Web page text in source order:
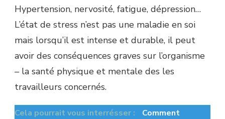
Hypertension, nervosité, fatigue, dépression…
L’état de stress n’est pas une maladie en soi
mais lorsqu’il est intense et durable, il peut
avoir des conséquences graves sur l’organisme
– la santé physique et mentale des les
travailleurs concernés.
Cela pourrait vous interrésser :
Comment